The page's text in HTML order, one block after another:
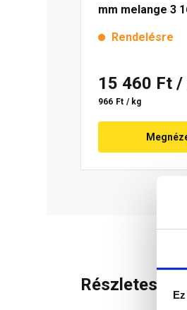
mm melange 3
Rendelésre
15 460 Ft /
966 Ft / kg
Részletes